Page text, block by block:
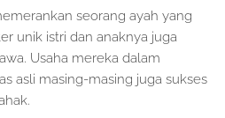
seorang ayah yang
unik istri dan anaknya juga
Usaha mereka dalam
asli masing-masing juga sukses